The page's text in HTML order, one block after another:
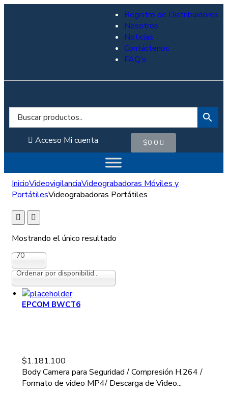
Registro de Distribuidores
Nosotros
Noticias
Contáctenos
FAQ’s
Acceso Mi cuenta $0 0
InicioVideovigilanciaVideograbadoras Móviles y
PortátilesVideograbadoras Portátiles
Mostrando el único resultado
70
Ordenar por disponibilidad
EPCOM BWCT6
$1.181.100
Body Camera para Seguridad / Compresión H.264 /
Formato de video MP4/ Descarga de Video...